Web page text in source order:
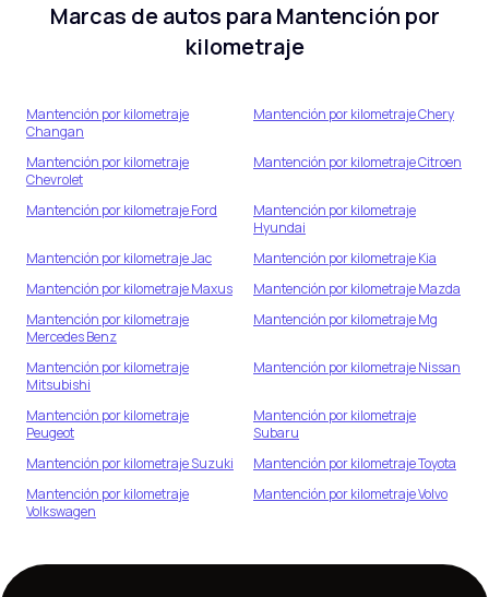
Marcas de autos paraMantención por
kilometraje
Mantención por kilometraje
Changan
Mantención por kilometrajeChery
Mantención por kilometraje
Chevrolet
Mantención por kilometrajeCitroen
Mantención por kilometrajeFord
Mantención por kilometraje
Hyundai
Mantención por kilometrajeJac Mantención por kilometrajeKia
Mantención por kilometrajeMaxus Mantención por kilometrajeMazda
Mantención por kilometraje
Mercedes Benz
Mantención por kilometrajeMg
Mantención por kilometraje
Mitsubishi
Mantención por kilometrajeNissan
Mantención por kilometraje
Peugeot
Mantención por kilometraje
Subaru
Mantención por kilometrajeSuzuki Mantención por kilometrajeToyota
Mantención por kilometraje
Volkswagen
Mantención por kilometrajeVolvo